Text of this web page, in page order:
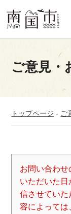
ご意見・
トップページ - ご
お問い合わ
いただいた日
信させていた
容によっては